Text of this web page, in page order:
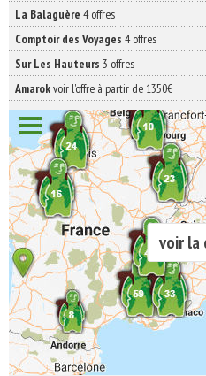
La Balaguère 4 offres
Comptoir des Voyages 4 offres
Sur Les Hauteurs 3 offres
Amarokvoir l'offre à partir de 1350€
voir la